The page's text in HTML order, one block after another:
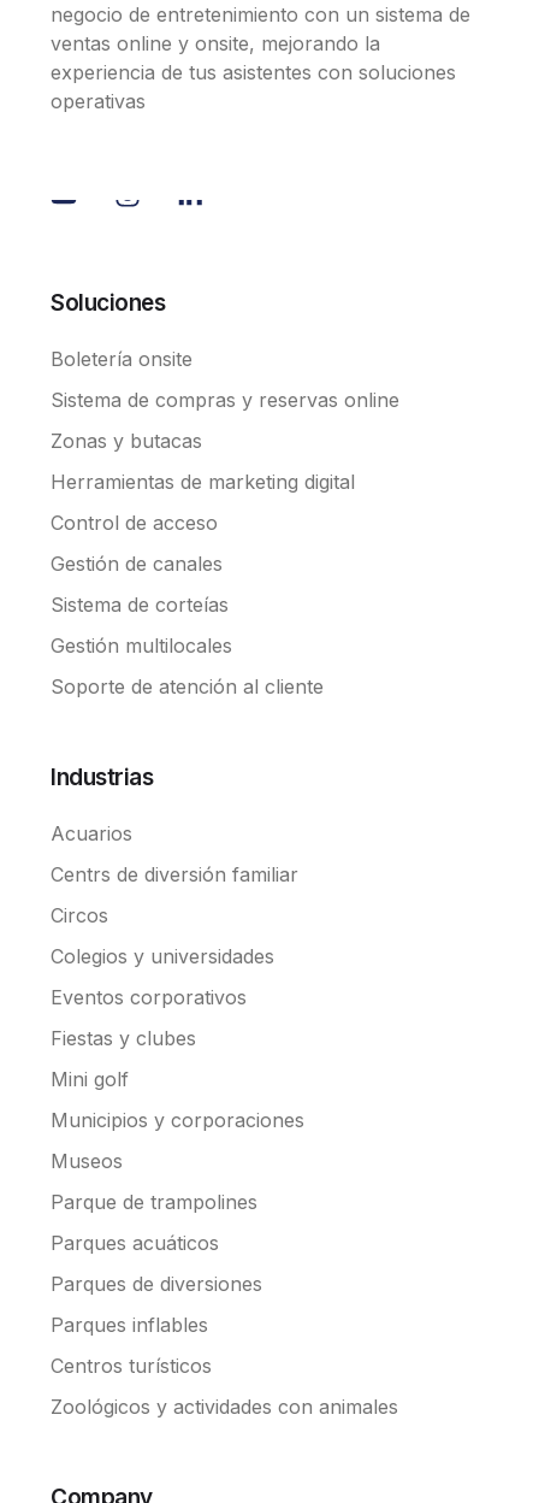
negocio de entretenimiento con un sistema de
ventas online y onsite, mejorando la
experiencia de tus asistentes con soluciones
operativas
Soluciones
Boletería onsite
Sistema de compras y reservas online
Zonas y butacas
Herramientas de marketing digital
Control de acceso
Gestión de canales
Sistema de corteías
Gestión multilocales
Soporte de atención al cliente
Industrias
Acuarios
Centrs de diversión familiar
Circos
Colegios y universidades
Eventos corporativos
Fiestas y clubes
Mini golf
Municipios y corporaciones
Museos
Parque de trampolines
Parques acuáticos
Parques de diversiones
Parques inflables
Centros turísticos
Zoológicos y actividades con animales
Company